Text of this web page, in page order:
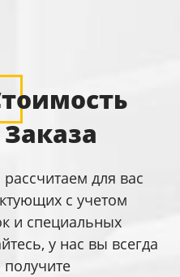
для вас
с учетом
и специальных
у нас вы всегда
получите